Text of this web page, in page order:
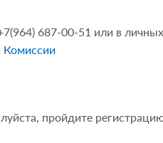
687-00-51 или в личных
пройдите